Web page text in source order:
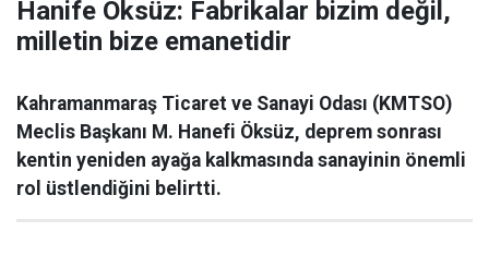
Hanife Öksüz: Fabrikalar bizim değil,
milletin bize emanetidir
Kahramanmaraş Ticaret ve Sanayi Odası (KMTSO)
Meclis Başkanı M. Hanefi Öksüz, deprem sonrası
kentin yeniden ayağa kalkmasında sanayinin önemli
rol üstlendiğini belirtti.